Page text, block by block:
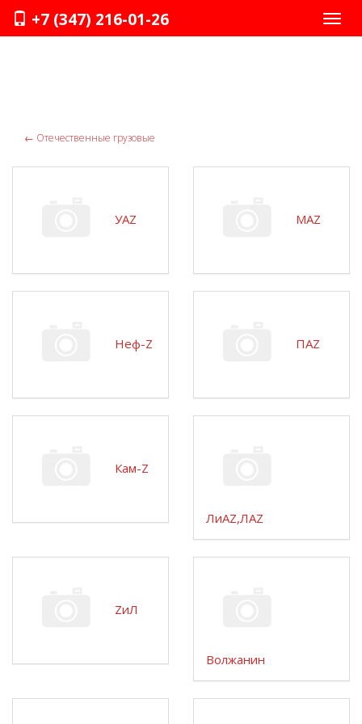
+7 (347) 216-01-26
← Отечественные грузовые
УАZ МАZ
Неф-Z ПАZ
Кам-Z
ЛиАZ,ЛАZ
ZиЛ
Волжанин